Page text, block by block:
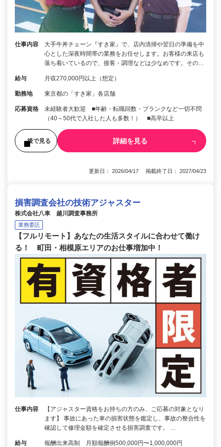
仕事内容
大手牛丼チェーン『すき家』で、店内清掃や翌日の準備を中
心とした深夜時間帯の業務をお任せします。お客様の来店も
落ち着いているので、接客・調理などは少なめです。その…
給与 月収270,000円以上（想定）
勤務地 東京都の「すき家」各店舗
応募資格
未経験者大歓迎 ■年齢・転職回数・ブランクなど一切不問
（40～50代で入社した人も多数！） ■高卒以上
後で見る 詳細を見る
更新日： 2026/04/17 掲載終了日： 2027/04/23
損害調査会社の技術アジャスター
株式会社八車 越川調査事務所
業務委託
【フルリモート】あなたの生活スタイルに合わせて働け
る！ 町田・相模原エリアのお仕事増加中！
仕事内容
【アジャスター資格をお持ちの方のみ、ご応募の対象となり
ます】 事故にあった車の損害状態を鑑定し、事故の整合性を
確認して修理金額を確定させる損害調査です。 …
給与 報酬出来高制 月額報酬例500,000円〜1,000,000円